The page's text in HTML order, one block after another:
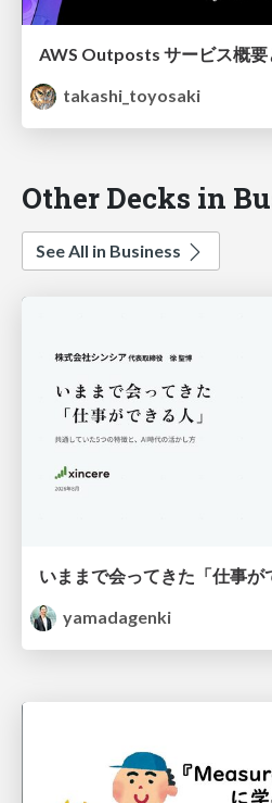
AWS Outposts サービス概要
takashi_toyosaki
Other Decks in
See All in Business
yamadagenki